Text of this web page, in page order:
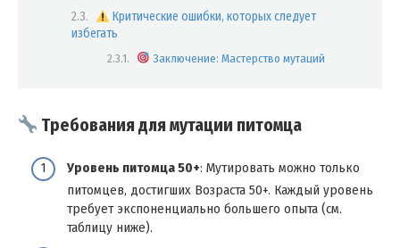
Критические ошибки, которых следует
избегать
Заключение: Мастерство мутаций
Требования для мутации питомца
Уровень питомца 50+: Мутировать можно только
питомцев, достигших Возраста 50+. Каждый уровень
требует экспоненциально большего опыта (см.
таблицу ниже).